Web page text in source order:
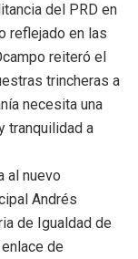
del PRD en
reflejado en las
reiteró el
trincheras a
necesita una
tranquilidad a
al nuevo
Andrés
de Igualdad de
de